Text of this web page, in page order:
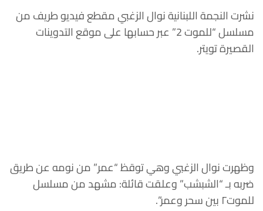
نشرت النجمة اللبنانية نوال الزغبي مقطع فيديو طريف من
مسلسل “للموت 2” عبر حسابها على موقع التدوينات
القصيرة تويتر.
وظهرت نوال الزغبي وهي توقظ “عمر” من نومه عن طريق
ضربه بـ “الشبشب” وعلقت قائلة: مشهد من مسلسل
للموت٢ بين سحر وعمر”.